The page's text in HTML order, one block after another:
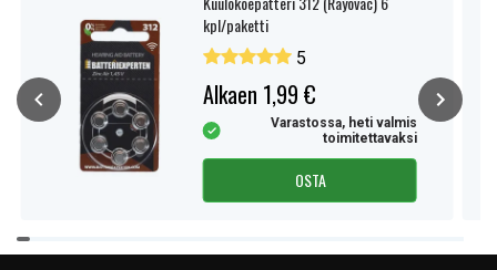
kpl/paketti
5
Alkaen 1,99 €
Varastossa, heti valmis
toimitettavaksi
OSTA
Item
1